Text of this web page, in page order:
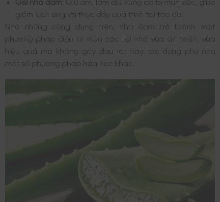
giảm kích ứng và thúc đẩy quá trình tái tạo da.
Nhờ những công dụng trên, nha đam trở thành một
phương pháp điều trị mụn cóc tại nhà vừa an toàn, vừa
hiệu quả mà không gây đau rát hay tác dụng phụ như
một số phương pháp hóa học khác.